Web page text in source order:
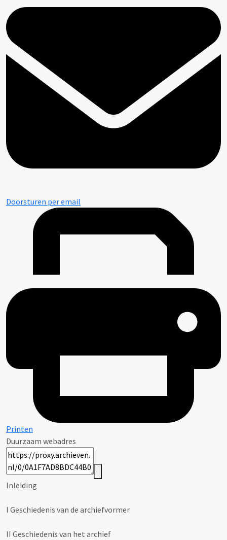
Doorsturen per email
Printen
Duurzaam webadres
Inleiding
I Geschiedenis van de archiefvormer
II Geschiedenis van het archief